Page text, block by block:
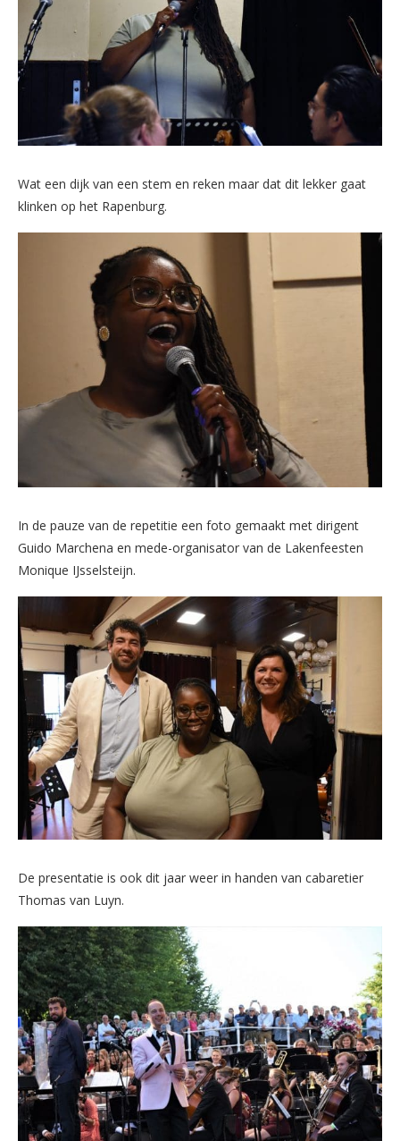
Wat een dijk van een stem en reken maar dat dit lekker gaat
klinken op het Rapenburg.
In de pauze van de repetitie een foto gemaakt met dirigent
Guido Marchena en mede-organisator van de Lakenfeesten
Monique IJsselsteijn.
De presentatie is ook dit jaar weer in handen van cabaretier
Thomas van Luyn.